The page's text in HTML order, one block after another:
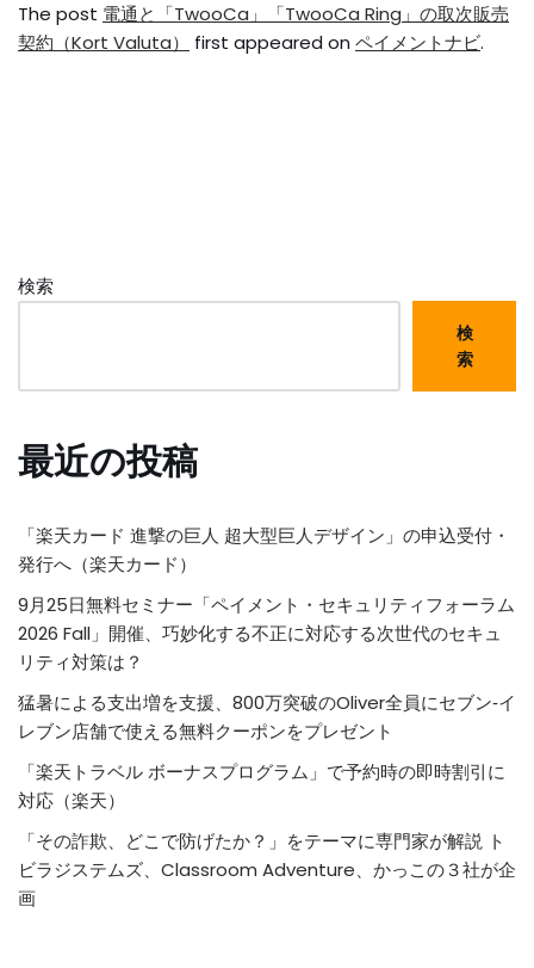
The post 電通と「TwooCa」「TwooCa Ring」の取次販売
契約（Kort Valuta）
first appeared on ペイメントナビ.
検索
検
索
最近の投稿
「楽天カード 進撃の巨人 超大型巨人デザイン」の申込受付・
発行へ（楽天カード）
9月25日無料セミナー「ペイメント・セキュリティフォーラム
2026 Fall」開催、巧妙化する不正に対応する次世代のセキュ
リティ対策は？
猛暑による支出増を支援、800万突破のOliver全員にセブン‐イ
レブン店舗で使える無料クーポンをプレゼント
「楽天トラベル ボーナスプログラム」で予約時の即時割引に
対応（楽天）
「その詐欺、どこで防げたか？」をテーマに専門家が解説 ト
ビラジステムズ、Classroom Adventure、かっこの３社が企
画